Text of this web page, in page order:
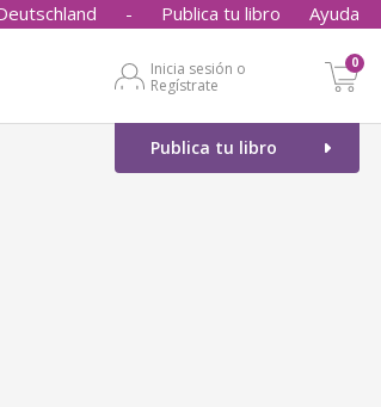
- Publica tu libro Ayuda
Inicia sesión o
Regístrate
0
Publica tu libro